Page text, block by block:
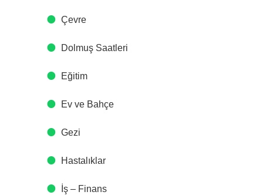
Çevre
Dolmuş Saatleri
Eğitim
Ev ve Bahçe
Gezi
Hastalıklar
İş – Finans